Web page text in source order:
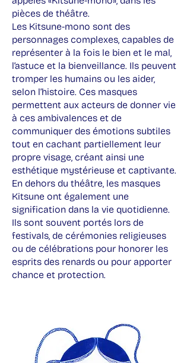
pièces de théâtre.
Les Kitsune-mono sont des
personnages complexes, capables de
représenter à la fois le bien et le mal,
l’astuce et la bienveillance. Ils peuvent
tromper les humains ou les aider,
selon l’histoire. Ces masques
permettent aux acteurs de donner vie
à ces ambivalences et de
communiquer des émotions subtiles
tout en cachant partiellement leur
propre visage, créant ainsi une
esthétique mystérieuse et captivante.
En dehors du théâtre, les masques
Kitsune ont également une
signification dans la vie quotidienne.
Ils sont souvent portés lors de
festivals, de cérémonies religieuses
ou de célébrations pour honorer les
esprits des renards ou pour apporter
chance et protection.